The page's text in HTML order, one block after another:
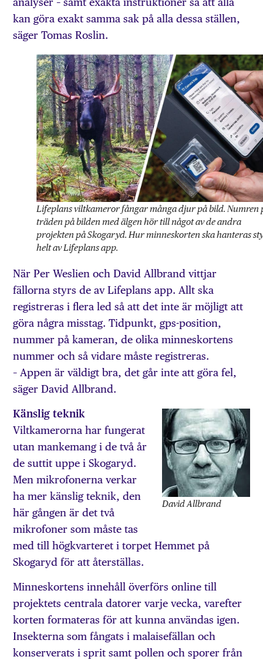
kan göra exakt samma sak på alla dessa ställen,
säger Tomas Roslin.
Lifeplans viltkameror fångar många djur på bild. Numren
träden på bilden med älgen hör till något av de andra
projekten på Skogaryd. Hur minneskorten ska hanteras
helt av Lifeplans app.
När Per Weslien och David Allbrand vittjar
fällorna styrs de av Lifeplans app. Allt ska
registreras i flera led så att det inte är möjligt att
göra några misstag. Tidpunkt, gps-position,
nummer på kameran, de olika minneskortens
nummer och så vidare måste registreras.
– Appen är väldigt bra, det går inte att göra fel,
säger David Allbrand.
David Allbrand
Känslig teknik
Viltkamerorna har fungerat
utan mankemang i de två år
de suttit uppe i Skogaryd.
Men mikrofonerna verkar
ha mer känslig teknik, den
här gången är det två
mikrofoner som måste tas
med till högkvarteret i torpet Hemmet på
Skogaryd för att återställas.
Minneskortens innehåll överförs online till
projektets centrala datorer varje vecka, varefter
korten formateras för att kunna användas igen.
Insekterna som fångats i malaisefällan och
konserverats i sprit samt pollen och sporer från